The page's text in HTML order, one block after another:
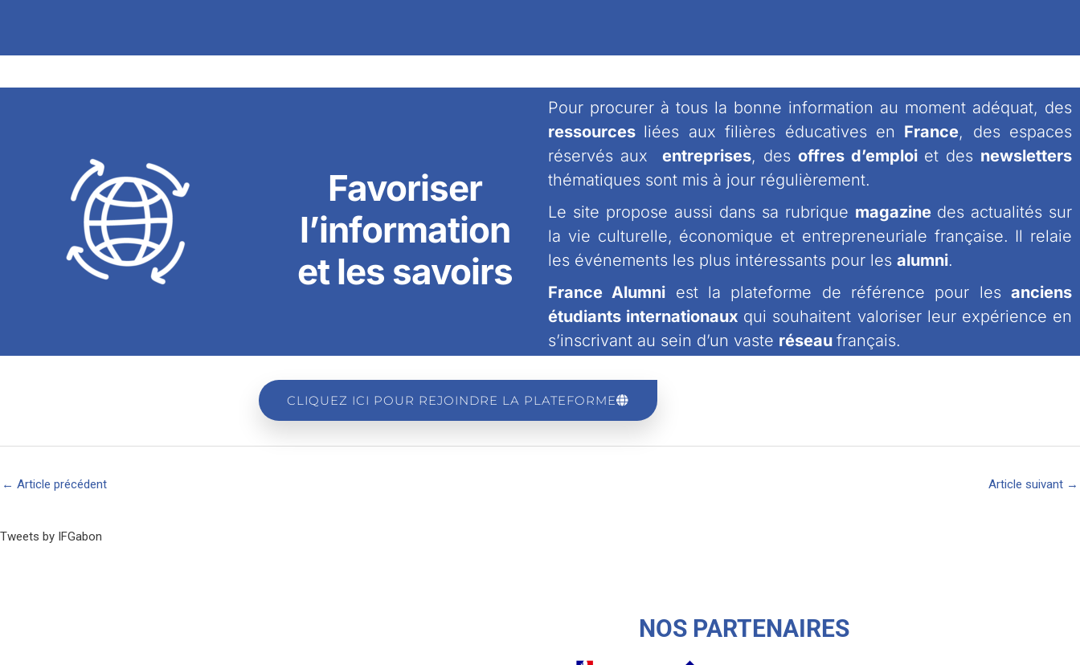
Favoriser
l’information
et les savoirs
Pour procurer à tous la bonne information au moment adéquat, des
ressources liées aux filières éducatives en France, des espaces
réservés aux entreprises, des offres d’emploi et des newsletters
thématiques sont mis à jour régulièrement.
Le site propose aussi dans sa rubrique magazine des actualités sur
la vie culturelle, économique et entrepreneuriale française. Il relaie
les événements les plus intéressants pour les alumni.
France Alumni est la plateforme de référence pour lesanciens
étudiants internationaux qui souhaitent valoriser leur expérience en
s’inscrivant au sein d’un vaste réseau français.
CLIQUEZ ICI POUR REJOINDRE LA PLATEFORME
← Article précédent Article suivant →
Tweets by IFGabon
NOS PARTENAIRES